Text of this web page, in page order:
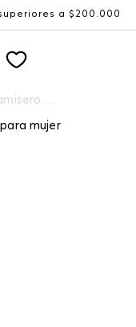
a $200.000
Bluson camisero manga tres cuartos para mujer